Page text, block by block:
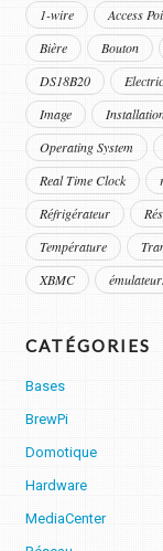
1-wire Access
Bière
Bouton
DS18B20
Image
Operating System
Real Time Clock
Réfrigérateur
Température
XBMC
CATÉGORIES
Bases
BrewPi
Domotique
Hardware
MediaCenter